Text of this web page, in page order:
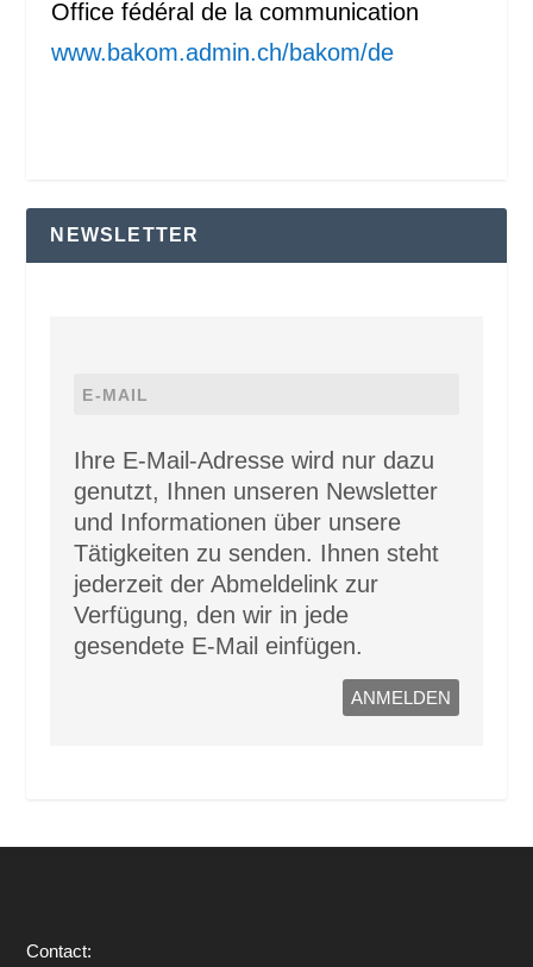
Office fédéral de la communication
www.bakom.admin.ch/bakom/de
NEWSLETTER
Ihre E-Mail-Adresse wird nur dazu
genutzt, Ihnen unseren Newsletter
und Informationen über unsere
Tätigkeiten zu senden. Ihnen steht
jederzeit der Abmeldelink zur
Verfügung, den wir in jede
gesendete E-Mail einfügen.
Contact: